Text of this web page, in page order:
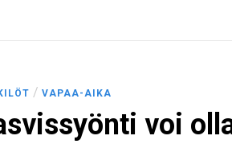
/ VAPAA-AIKA
voi